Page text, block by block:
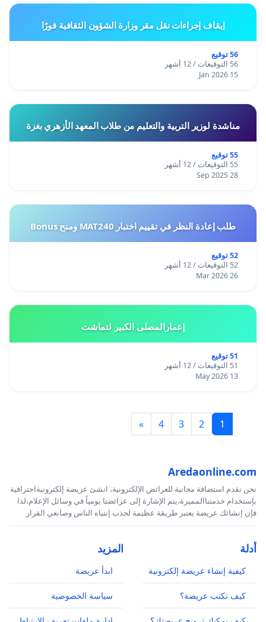
إيقاف إجراءات نقل مقر وزارة الشؤون الثقافية فورًا
56 توقيع
56 التوقيعات / 12 أشهر
15 Jan 2026
مناشدة لوزير التربية والتعليم من طلاب المعهد الأزهري بغزة
55 توقيع
55 التوقيعات / 12 أشهر
28 Sep 2025
طلب إعادة النظر في تقييم اختبار MAT240 ومنح Bonus
52 توقيع
52 التوقيعات / 12 أشهر
26 Mar 2026
إعمارالمصلى الكبير لتماشت
51 توقيع
51 التوقيعات / 12 أشهر
13 May 2026
1
2
3
4
»
Aredaonline.com
نحن نقدم استضافة مجانية للعرائض الإلكترونية، انشئ عريضة إلكترونيةاحترافية
بإستخدام خدمتناالمميزة،يتم الإشارة إلى عرائضنا يومياً في وسائل الإعلام،لذا
فإن إنشائك عريضة يعتبر طريقة عظيمة لجذب إنتباه الناس وصانعي القرار
أدلة
كيفية إنشاء عريضة إلكترونية
كيف تكتب عريضة؟
المزيد
ابدأ عريضة
سياسة الخصوصية